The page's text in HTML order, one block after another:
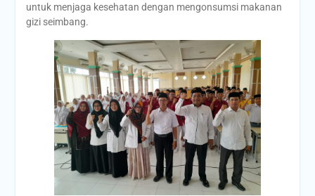
untuk menjaga kesehatan dengan mengonsumsi makanan
gizi seimbang.